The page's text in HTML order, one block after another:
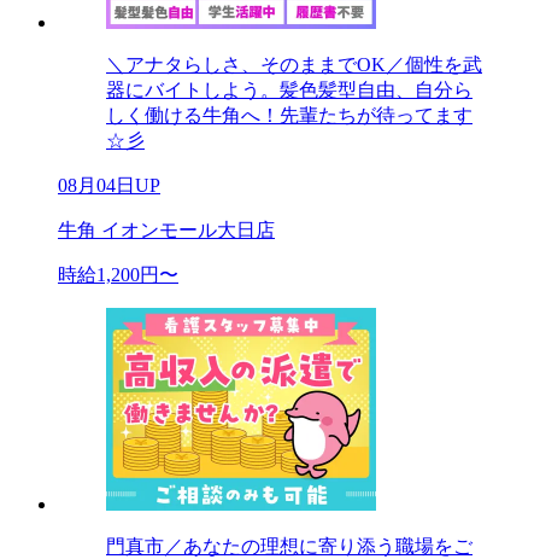
＼アナタらしさ、そのままでOK／個性を武
器にバイトしよう。髪色髪型自由、自分ら
しく働ける牛角へ！先輩たちが待ってます
☆彡
08月04日UP
牛角 イオンモール大日店
時給1,200円〜
門真市／あなたの理想に寄り添う職場をご